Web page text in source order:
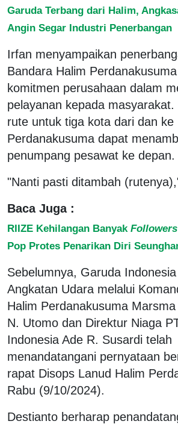
Garuda Terbang dari Halim,
Angin Segar Industri Penerbangan
Irfan menyampaikan
Bandara Halim
komitmen perusahaan dalam
pelayanan kepada
rute untuk tiga kota dari dan ke
Perdanakusuma dapat
penumpang pesawat ke depan.
"Nanti pasti ditambah
Baca Juga :
RIIZE Kehilangan Banyak Followers
Pop Protes Penarikan Diri
Sebelumnya, Garuda
Angkatan Udara melalui
Halim Perdanakusuma
N. Utomo dan Direktur Niaga
Indonesia Ade R. Susardi telah
menandatangani pernyataan
rapat Disops Lanud Halim
Rabu (9/10/2024).
Destianto berharap